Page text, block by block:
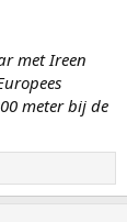
met Ireen
meter bij de